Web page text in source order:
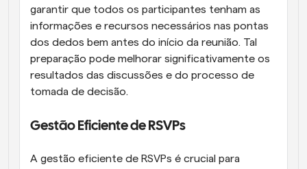
garantir que todos os participantes tenham as
informações e recursos necessários nas pontas
dos dedos bem antes do início da reunião. Tal
preparação pode melhorar significativamente os
resultados das discussões e do processo de
tomada de decisão.
Gestão Eficiente de RSVPs
A gestão eficiente de RSVPs é crucial para